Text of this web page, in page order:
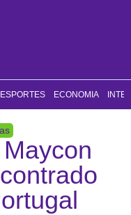
ESPORTES ECONOMIA